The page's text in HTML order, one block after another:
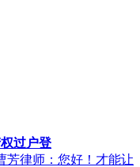
过户登
芳律师：您好！才能让